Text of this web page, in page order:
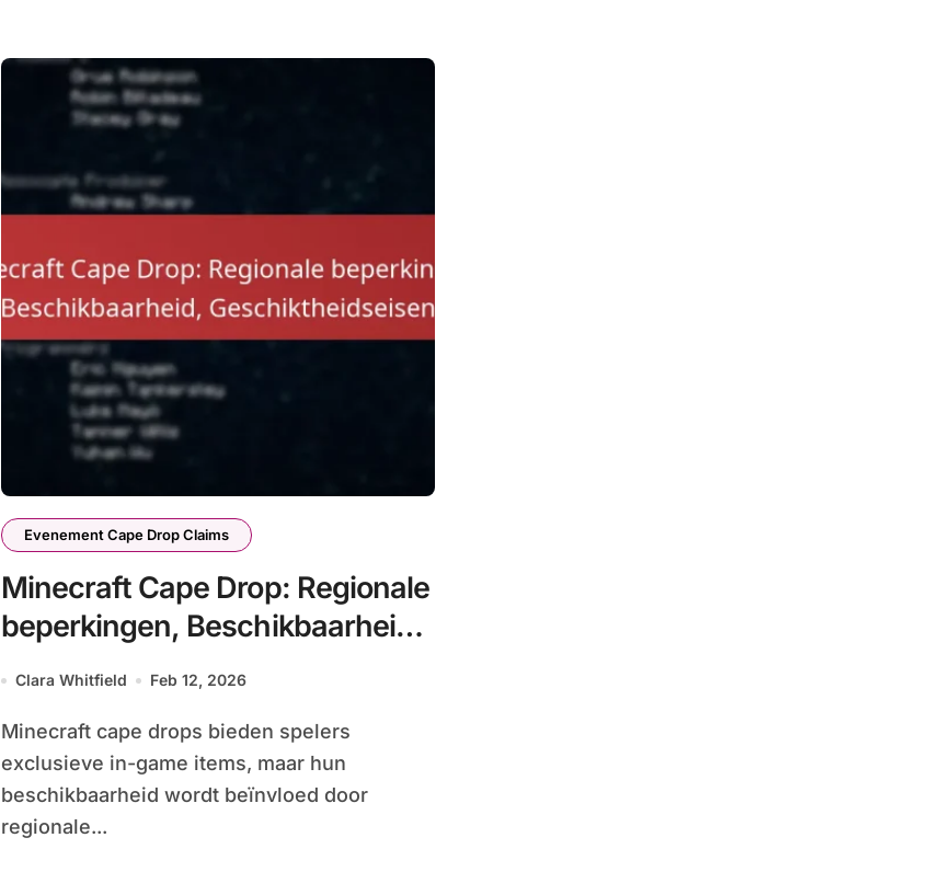
Evenement Cape Drop Claims
Minecraft Cape Drop: Regionale
beperkingen, Beschikbaarheid,
Geschiktheidseisen
Clara Whitfield Feb 12, 2026
Minecraft cape drops bieden spelers
exclusieve in-game items, maar hun
beschikbaarheid wordt beïnvloed door
regionale...